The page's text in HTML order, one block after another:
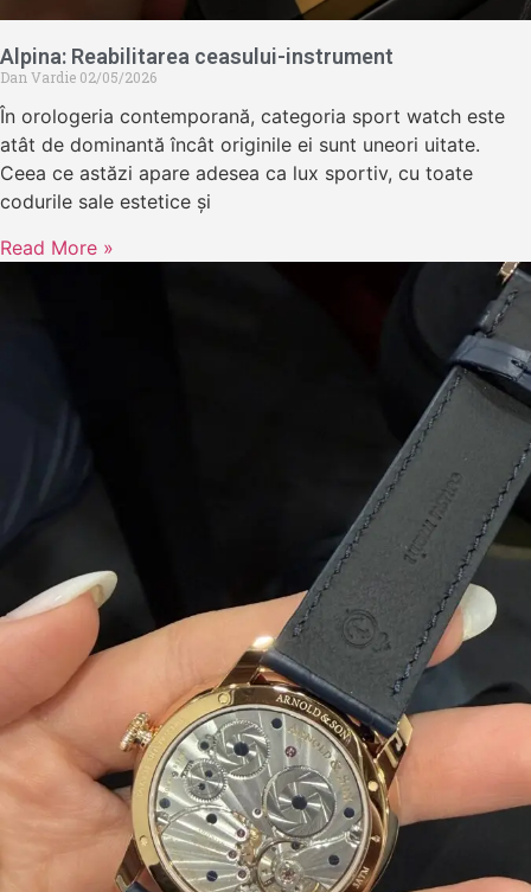
Alpina: Reabilitarea ceasului-instrument
Dan Vardie 02/05/2026
În orologeria contemporană, categoria sport watch este
atât de dominantă încât originile ei sunt uneori uitate.
Ceea ce astăzi apare adesea ca lux sportiv, cu toate
codurile sale estetice și
Read More »